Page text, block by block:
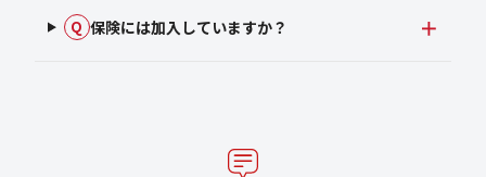
Q 保険には加入していますか？